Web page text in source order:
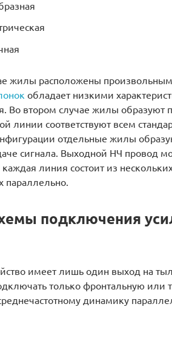
жилы расположены произвольным
обладает низкими
Во втором случае жилы образуют
линии соответствуют всем
отдельные жилы
сигнала. Выходной НЧ провод
линия состоит из
параллельно.
подключения
имеет лишь один выход на
только фронтальную
динамику